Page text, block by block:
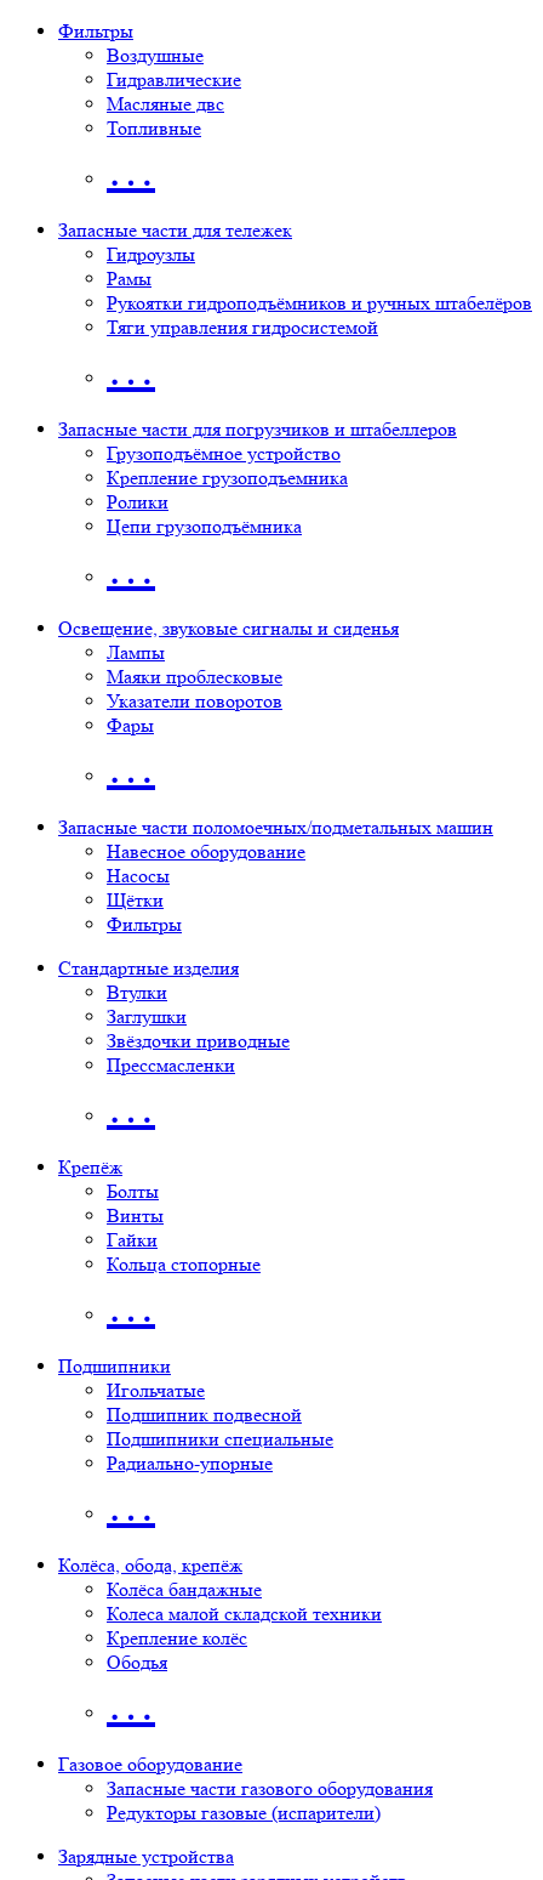
Фильтры
Воздушные
Гидравлические
Масляные двс
Топливные
…
Запасные части для тележек
Гидроузлы
Рамы
Рукоятки гидроподъёмников и ручных штабелёров
Тяги управления гидросистемой
…
Запасные части для погрузчиков и штабеллеров
Грузоподъёмное устройство
Крепление грузоподъемника
Ролики
Цепи грузоподъёмника
…
Освещение, звуковые сигналы и сиденья
Лампы
Маяки проблесковые
Указатели поворотов
Фары
…
Запасные части поломоечных/подметальных машин
Навесное оборудование
Насосы
Щётки
Фильтры
Стандартные изделия
Втулки
Заглушки
Звёздочки приводные
Прессмасленки
…
Крепёж
Болты
Винты
Гайки
Кольца стопорные
…
Подшипники
Игольчатые
Подшипник подвесной
Подшипники специальные
Радиально-упорные
…
Колёса, обода, крепёж
Колёса бандажные
Колеса малой складской техники
Крепление колёс
Ободья
…
Газовое оборудование
Запасные части газового оборудования
Редукторы газовые (испарители)
Зарядные устройства